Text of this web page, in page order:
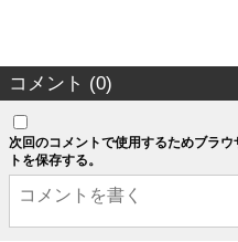
コメント (0)
次回のコメントで使用するためブラ
トを保存する。